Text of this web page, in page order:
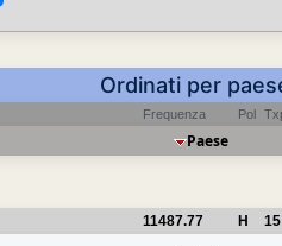
Ordinati per
Frequenza Pol
Paese
11487.77 H 15